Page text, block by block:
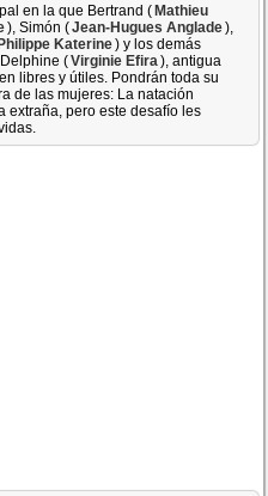
en la que Bertrand (Mathieu
), Simón (Jean-Hugues Anglade),
Katerine) y los demás
(Virginie Efira), antigua
libres y útiles. Pondrán toda su
de las mujeres: La natación
extraña, pero este desafío les